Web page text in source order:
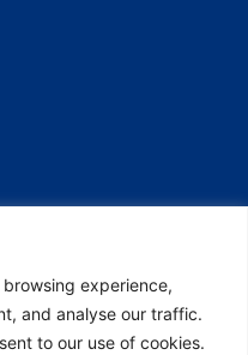
experience,
and analyse our traffic.
to our use of cookies.